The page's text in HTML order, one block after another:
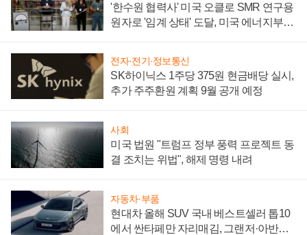
'한수원 협력사' 미국 오클로 SMR 연구용
원자로 '임계 상태' 도달, 미국 에너지부
전자·전기·정보통신
SK하이닉스 1주당 375원 현금배당 실시,
추가 주주환원 계획 9월 공개 예정
사회
미국 법원 "트럼프 정부 풍력 프로젝트 동
결 조치는 위법", 해제 명령 내려
자동차·부품
현대차 올해 SUV 국내 베스트셀러 톱10
에서 싼타페만 자리매김, 그랜저·아반떼